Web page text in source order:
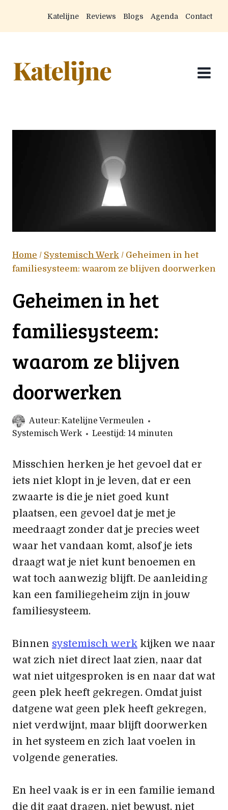
Katelijne Reviews Blogs Agenda Contact
Home / Systemisch Werk / Geheimen in het
familiesysteem: waarom ze blijven doorwerken
Geheimen in het
familiesysteem:
waarom ze blijven
doorwerken
Auteur: Katelijne Vermeulen
Systemisch Werk
Leestijd: 14 minuten
Misschien herken je het gevoel dat er
iets niet klopt in je leven, dat er een
zwaarte is die je niet goed kunt
plaatsen, een gevoel dat je met je
meedraagt zonder dat je precies weet
waar het vandaan komt, alsof je iets
draagt wat je niet kunt benoemen en
wat toch aanwezig blijft. De aanleiding
kan een familiegeheim zijn in jouw
familiesysteem.
Binnen systemisch werk kijken we naar
wat zich niet direct laat zien, naar dat
wat niet uitgesproken is en naar dat wat
geen plek heeft gekregen. Omdat juist
datgene wat geen plek heeft gekregen,
niet verdwijnt, maar blijft doorwerken
in het systeem en zich laat voelen in
volgende generaties.
En heel vaak is er in een familie iemand
die dit gaat dragen, niet bewust, niet